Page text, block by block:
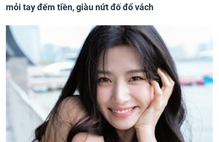
mỏi tay đếm tiền, giàu nứt đố đổ vách